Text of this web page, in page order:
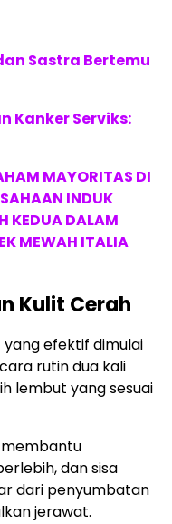
Sastra Bertemu
Kanker Serviks:
MAYORITAS DI
INDUK
KEDUA DALAM
MEWAH ITALIA
Kulit Cerah
efektif dimulai
rutin dua kali
lembut yang sesuai
dan sisa
dari penyumbatan
jerawat.